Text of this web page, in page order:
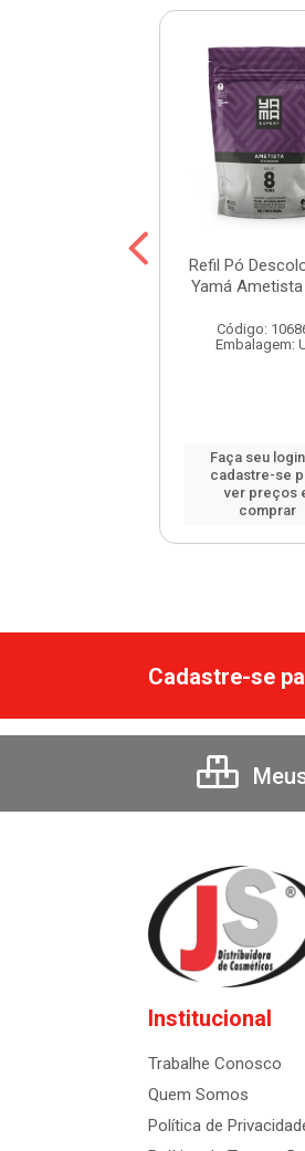
Refil Pó
Yamá Ametista
Código:
Embalagem:
Faça seu
cadastre-se
ver preços
comprar
Cadastre-se
Institucional
Trabalhe Conosco
Quem Somos
Política de